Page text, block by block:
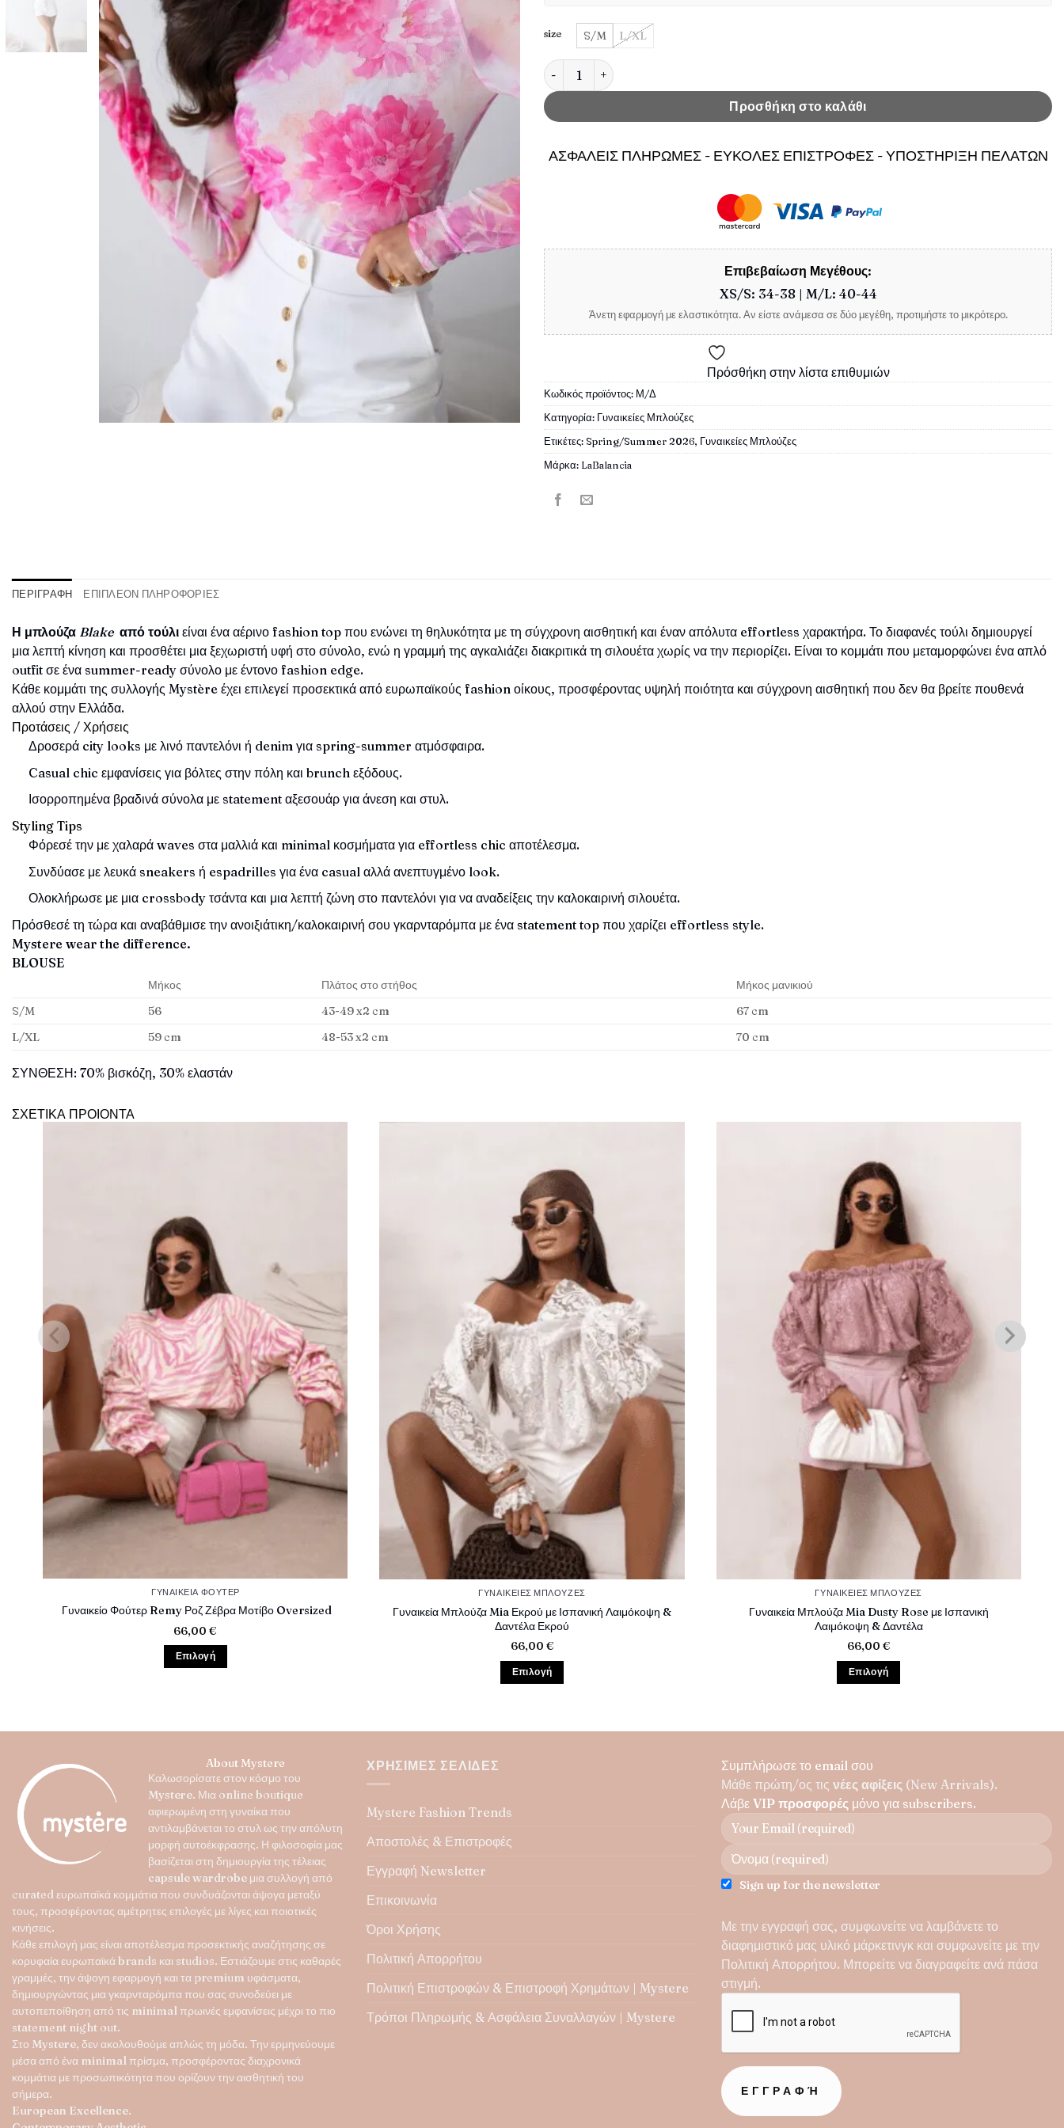
size S/M L/XL
Γυναικεία Διαφανής Μπλούζα Τούλι Blake Tossa ποσότητα
Προσθήκη στο καλάθι
ΑΣΦΑΛΕΙΣ ΠΛΗΡΩΜΕΣ - ΕΥΚΟΛΕΣ ΕΠΙΣΤΡΟΦΕΣ - ΥΠΟΣΤΗΡΙΞΗ ΠΕΛΑΤΩΝ
Επιβεβαίωση Μεγέθους:
XS/S: 34-38 | M/L: 40-44
Άνετη εφαρμογή με ελαστικότητα. Αν είστε ανάμεσα σε δύο μεγέθη, προτιμήστε το μικρότερο.
Πρόσθήκη στην λίστα επιθυμιών
Κωδικός προϊόντος: Μ/Δ
Κατηγορία: Γυναικείες Μπλούζες
Ετικέτες:Spring/Summer 2026, Γυναικείες Μπλούζες
Μάρκα: LaBalancia
ΠΕΡΙΓΡΑΦΉ ΕΠΙΠΛΈΟΝ ΠΛΗΡΟΦΟΡΊΕΣ
Η μπλούζα Blake από τούλι είναι ένα αέρινο fashion top που ενώνει τη θηλυκότητα με τη σύγχρονη αισθητική και έναν απόλυτα effortless χαρακτήρα. Το διαφανές τούλι δημιουργεί
μια λεπτή κίνηση και προσθέτει μια ξεχωριστή υφή στο σύνολο, ενώ η γραμμή της αγκαλιάζει διακριτικά τη σιλουέτα χωρίς να την περιορίζει. Είναι το κομμάτι που μεταμορφώνει ένα απλό
outfit σε ένα summer-ready σύνολο με έντονο fashion edge.
Κάθε κομμάτι της συλλογής Mystère έχει επιλεγεί προσεκτικά από ευρωπαϊκούς fashion οίκους, προσφέροντας υψηλή ποιότητα και σύγχρονη αισθητική που δεν θα βρείτε πουθενά
αλλού στην Ελλάδα.
Προτάσεις / Χρήσεις
Δροσερά city looks με λινό παντελόνι ή denim για spring-summer ατμόσφαιρα.
Casual chic εμφανίσεις για βόλτες στην πόλη και brunch εξόδους.
Ισορροπημένα βραδινά σύνολα με statement αξεσουάρ για άνεση και στυλ.
Styling Tips
Φόρεσέ την με χαλαρά waves στα μαλλιά και minimal κοσμήματα για effortless chic αποτέλεσμα.
Συνδύασε με λευκά sneakers ή espadrilles για ένα casual αλλά ανεπτυγμένο look.
Ολοκλήρωσε με μια crossbody τσάντα και μια λεπτή ζώνη στο παντελόνι για να αναδείξεις την καλοκαιρινή σιλουέτα.
Πρόσθεσέ τη τώρα και αναβάθμισε την ανοιξιάτικη/καλοκαιρινή σου γκαρνταρόμπα με ένα statement top που χαρίζει effortless style.
Mystere wear the difference.
BLOUSE
Μήκος Πλάτος στο στήθος
Μήκος μανικιού
S/M
56 43-49 x2 cm
67 cm
L/XL
59 cm 48-53 x2 cm 70 cm
ΣΥΝΘΕΣΗ: 70% βισκόζη, 30% ελαστάν
ΣΧΕΤΙΚΑ ΠΡΟΙΟΝΤΑ
ΓΥΝΑΙΚΕΊΑ ΦΟΎΤΕΡ
Γυναικείο Φούτερ Remy Ροζ Ζέβρα Μοτίβο Oversized
66,00€
Επιλογή
παραλλαγές.
Οι
επιλογές
μπορούν
να
επιλεγούν
στη
σελίδα
του
προϊόντος
ΓΥΝΑΙΚΕΊΕΣ ΜΠΛΟΎΖΕΣ
Γυναικεία Μπλούζα Mia Εκρού με Ισπανική Λαιμόκοψη &
Δαντέλα Εκρού
66,00 €
Επιλογή
ΓΥΝΑΙΚΕΊΕΣ ΜΠΛΟΎΖΕΣ
Γυναικεία Μπλούζα Mia Dusty Rose με Ισπανική
Λαιμόκοψη & Δαντέλα
66,00 €
Επιλογή
παραλλαγές.
Οι
επιλογές
στη
σελίδα
προϊόντος
About Mystere
Καλωσορίσατε στον κόσμο του
Mystere. Μια online boutique
αφιερωμένη στη γυναίκα που
αντιλαμβάνεται το στυλ ως την απόλυτη
μορφή αυτοέκφρασης. Η φιλοσοφία μας
βασίζεται στη δημιουργία της τέλειας
capsule wardrobe μια συλλογή από
curated ευρωπαϊκά κομμάτια που συνδυάζονται άψογα μεταξύ
τους, προσφέροντας αμέτρητες επιλογές με λίγες και ποιοτικές
κινήσεις.
Κάθε επιλογή μας είναι αποτέλεσμα προσεκτικής αναζήτησης σε
κορυφαία ευρωπαϊκά brands και studios. Εστιάζουμε στις καθαρές
γραμμές, την άψογη εφαρμογή και τα premium υφάσματα,
δημιουργώντας μια γκαρνταρόμπα που σας συνοδεύει με
αυτοπεποίθηση από τις minimal πρωινές εμφανίσεις μέχρι το πιο
statement night out.
Στο Mystere, δεν ακολουθούμε απλώς τη μόδα. Την ερμηνεύουμε
μέσα από ένα minimal πρίσμα, προσφέροντας διαχρονικά
κομμάτια με προσωπικότητα που ορίζουν την αισθητική του
σήμερα.
European Excellence.
ΧΡΉΣΙΜΕΣ ΣΕΛΊΔΕΣ
Mystere Fashion Trends
Αποστολές & Επιστροφές
Εγγραφή Newsletter
Επικοινωνία
Όροι Χρήσης
Πολιτική Απορρήτου
Πολιτική Επιστροφών & Επιστροφή Χρημάτων | Mystere
Τρόποι Πληρωμής & Ασφάλεια Συναλλαγών | Mystere
Συμπλήρωσε το email σου
Μάθε πρώτη/ος τις νέες αφίξεις (New Arrivals).
Λάβε VIP προσφορές μόνο για subscribers.
Sign up for the newsletter
Με την εγγραφή σας, συμφωνείτε να λαμβάνετε το
διαφημιστικό μας υλικό μάρκετινγκ και συμφωνείτε με την
Πολιτική Απορρήτου. Μπορείτε να διαγραφείτε ανά πάσα
στιγμή.